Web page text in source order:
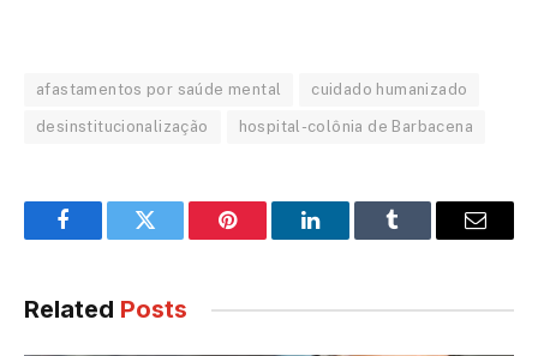
afastamentos por saúde mental cuidado humanizado
desinstitucionalização hospital-colônia de Barbacena
FacebookTwitter Pinterest LinkedInTumblr Email
Related Posts